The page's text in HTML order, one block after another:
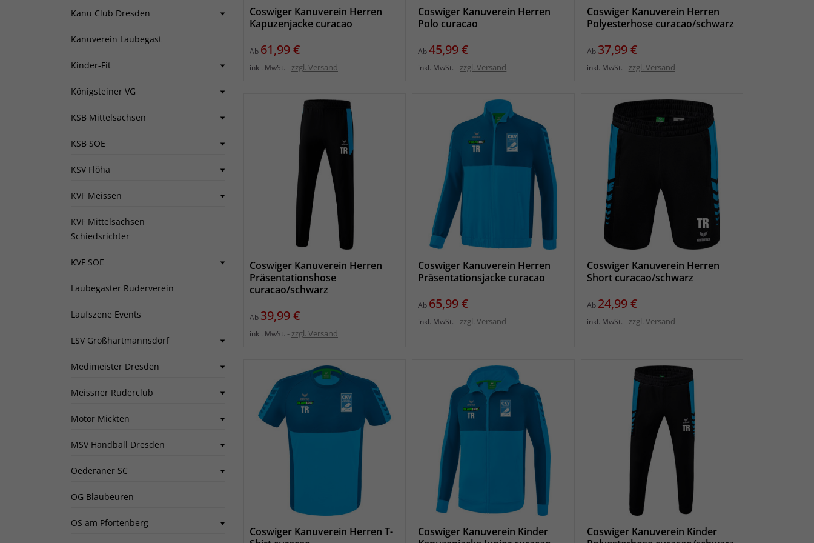
Kanu Club Dresden
Kanuverein Laubegast
Kinder-Fit
Königsteiner VG
KSB Mittelsachsen
KSB SOE
KSV Flöha
KVF Meissen
KVF Mittelsachsen
Schiedsrichter
KVF SOE
Laubegaster Ruderverein
Laufszene Events
LSV Großhartmannsdorf
Medimeister Dresden
Meissner Ruderclub
Motor Mickten
MSV Handball Dresden
Oederaner SC
OG Blaubeuren
OS am Pfortenberg
Coswiger Kanuverein Herren
Kapuzenjacke curacao
Ab Preis
61,99 €
inkl. MwSt. zzgl. Versand
Coswiger Kanuverein Herren
Polo curacao
AbPreis
45,99 €
inkl. MwSt. zzgl. Versand
Coswiger Kanuverein Herren
Polyesterhose curacao/schwarz
Ab Preis
37,99 €
inkl. MwSt. zzgl. Versand
Coswiger Kanuverein Herren
Präsentationshose
curacao/schwarz
Ab Preis
39,99 €
inkl. MwSt. zzgl. Versand
Coswiger Kanuverein Herren
Präsentationsjacke curacao
Ab Preis
65,99 €
inkl. MwSt. zzgl. Versand
Coswiger Kanuverein Herren
Short curacao/schwarz
Ab Preis
24,99 €
inkl. MwSt. zzgl. Versand
Coswiger Kanuverein Herren T-
Coswiger Kanuverein Kinder
Coswiger Kanuverein Kinder